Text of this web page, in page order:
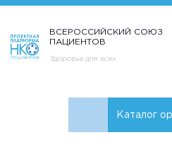
ВСЕРОССИЙСКИЙ СОЮЗ
ПАЦИЕНТОВ
Здоровье для всех
Каталог